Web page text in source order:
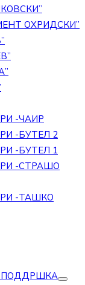
ОХРИДСКИ”
-ЧАИР
-БУТЕЛ 2
-БУТЕЛ 1
-СТРАШО
-ТАШКО
ПОДДРШКА